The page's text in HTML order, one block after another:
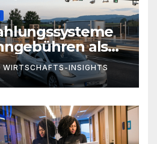
als
von
WIRTSCHAFTS-INSIGHTS